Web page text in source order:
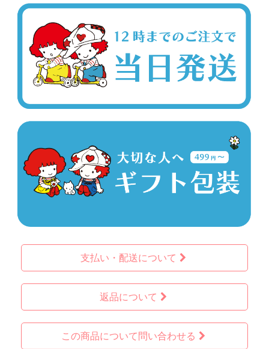
支払い・配送について
返品について
この商品について問い合わせる